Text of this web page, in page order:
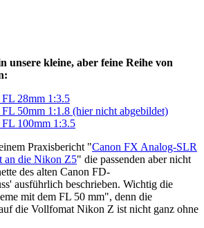
unsere kleine, aber feine Reihe von
28mm 1:3.5
50mm 1:1.8 (hier nicht abgebildet)
100mm 1:3.5
Praxisbericht "Canon FX Analog-SLR
an die Nikon Z5" die passenden aber nicht
des alten Canon FD-
ausführlich beschrieben. Wichtig die
mit dem FL 50 mm", denn die
die Vollfomat Nikon Z ist nicht ganz ohne